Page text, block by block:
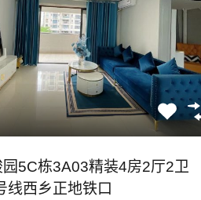
园5C栋3A03精装4房2厅2卫
线西乡正地铁口